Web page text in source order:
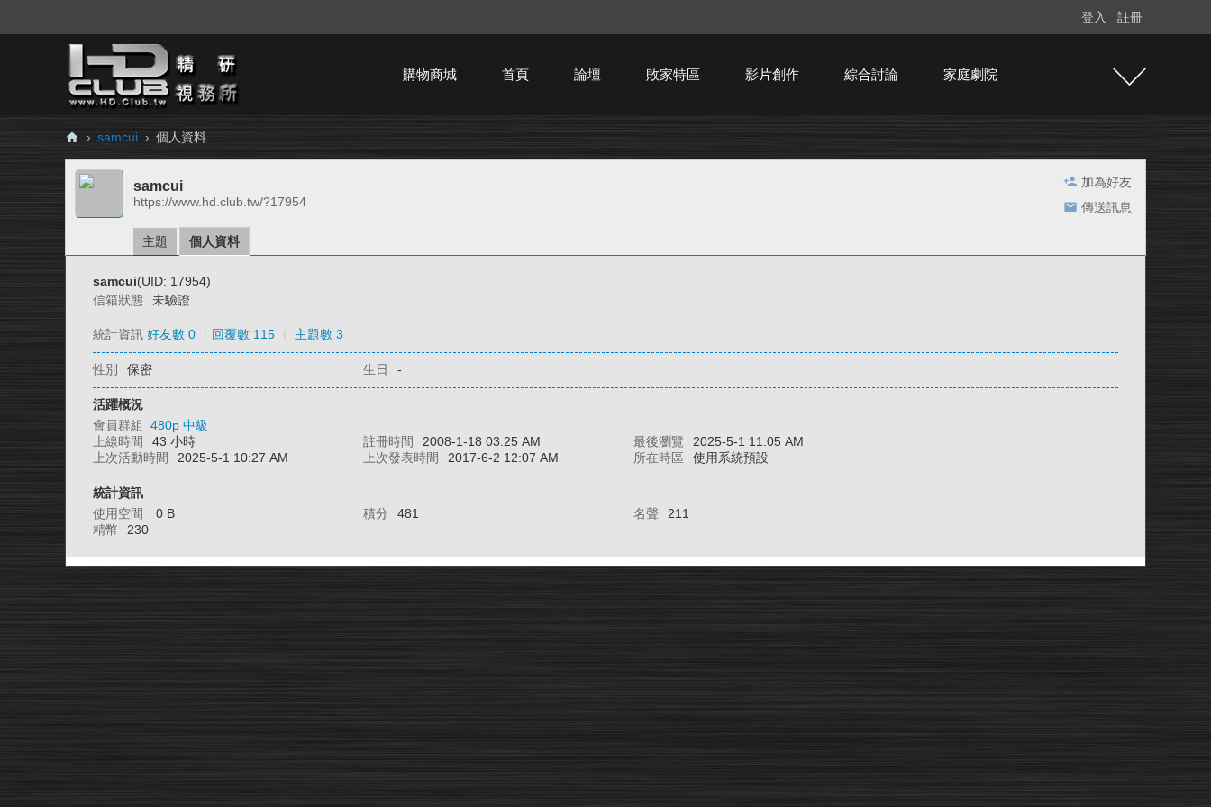
登入 註冊
購物商城 首頁 論壇 敗家特區 影片創作 綜合討論 家庭劇院
H
Cl
› samcui › 個人資料
加為好友
傳送訊息
samcui
https://www.hd.club.tw/?17954
主題 個人資料
samcui(UID: 17954)
信箱狀態
未驗證
統計資訊 好友數 0 回覆數 115 主題數 3
性別 保密 生日 -
活躍概況
會員群組 480p 中級
上線時間
43 小時 註冊時間 2008-1-18 03:25 AM 最後瀏覽
2025-5-1 11:05 AM
上次活動時間
2025-5-1 10:27 AM 上次發表時間 2017-6-2 12:07 AM 所在時區 使用系統預設
統計資訊
使用空間
0 B 積分 481 名聲
211
精幣
230